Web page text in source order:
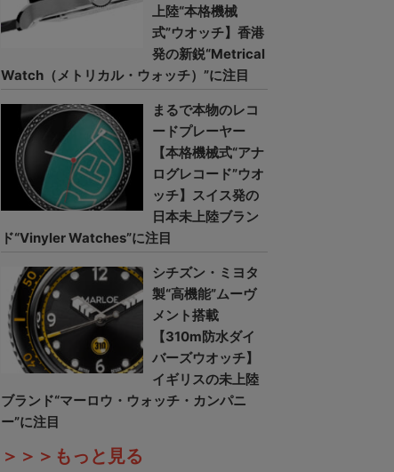
上陸“本格機械
式”ウオッチ】香港
発の新鋭“Metrical
Watch（メトリカル・ウォッチ）”に注目
まるで本物のレコ
ードプレーヤー
【本格機械式“アナ
ログレコード”ウオ
ッチ】スイス発の
日本未上陸ブラン
ド“Vinyler Watches”に注目
シチズン・ミヨタ
製“高機能”ムーヴ
メント搭載
【310m防水ダイ
バーズウオッチ】
イギリスの未上陸
ブランド“マーロウ・ウォッチ・カンパニ
ー”に注目
＞＞＞もっと見る